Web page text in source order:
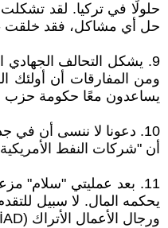
حلولًا في تركيا. لقد
حل أي مشاكل، فقد
9. يشكل التحالف الجهادي
ومن المفارقات أن أولئك
يساعدون معًا حكومة حزب
10. دعونا لا ننسى أن في
أن "شركات النفط
11. بعد عمليتي "سلام"
يحكمه المال. لا سبيل
ورجال الأعمال الأتراك (TÜSİAD). سيفتح هذا أيضًا الطريق أمام الأخوة والوحدة الحقيقية. وسيبذل الحزب الشيوعي التركي كل ما بوسعه لتحقيق ذلك.